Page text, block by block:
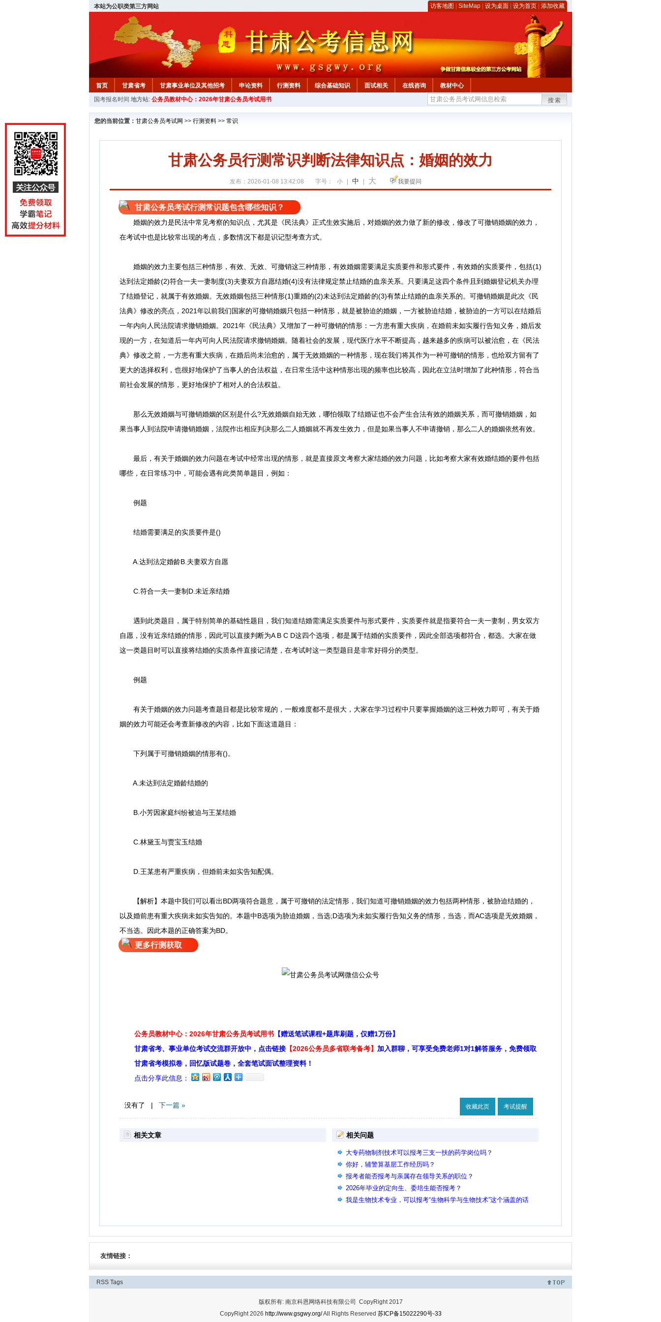
本站为公职类第三方网站 访客地图 SiteMap 设为桌面 设为首页 添加收藏
首页 甘肃省考 甘肃事业单位及其他招考 申论资料 行测资料 综合基础知识 面试相关 在线咨询
教材中心
国考报名时间 地方站: 公务员教材中心：2026年甘肃公务员考试用书 搜索
您的当前位置： 甘肃公务员考试网 >> 行测资料 >> 常识
甘肃公务员行测常识判断法律知识点：婚姻的效力
发布：2026-01-08 13:42:08 字号： 小 中 大 我要提问
甘肃公务员考试行测常识题包含哪些知识？
婚姻的效力是民法中常见考察的知识点，尤其是《民法典》正式生效实施后，对婚姻的效力做了新的修改，修改了可撤销婚姻的效力，
在考试中也是比较常出现的考点，多数情况下都是识记型考查方式。
婚姻的效力主要包括三种情形，有效、无效、可撤销这三种情形，有效婚姻需要满足实质要件和形式要件，有效婚的实质要件，包括(1)
达到法定婚龄(2)符合一夫一妻制度(3)夫妻双方自愿结婚(4)没有法律规定禁止结婚的血亲关系。只要满足这四个条件且到婚姻登记机关办理
了结婚登记，就属于有效婚姻。无效婚姻包括三种情形(1)重婚的(2)未达到法定婚龄的(3)有禁止结婚的血亲关系的。可撤销婚姻是此次《民
法典》修改的亮点，2021年以前我们国家的可撤销婚姻只包括一种情形，就是被胁迫的婚姻，一方被胁迫结婚，被胁迫的一方可以在结婚后
一年内向人民法院请求撤销婚姻。2021年《民法典》又增加了一种可撤销的情形：一方患有重大疾病，在婚前未如实履行告知义务，婚后发
现的一方，在知道后一年内可向人民法院请求撤销婚姻。随着社会的发展，现代医疗水平不断提高，越来越多的疾病可以被治愈，在《民法
典》修改之前，一方患有重大疾病，在婚后尚未治愈的，属于无效婚姻的一种情形，现在我们将其作为一种可撤销的情形，也给双方留有了
更大的选择权利，也很好地保护了当事人的合法权益，在日常生活中这种情形出现的频率也比较高，因此在立法时增加了此种情形，符合当
前社会发展的情形，更好地保护了相对人的合法权益。
那么无效婚姻与可撤销婚姻的区别是什么?无效婚姻自始无效，哪怕领取了结婚证也不会产生合法有效的婚姻关系，而可撤销婚姻，如
果当事人到法院申请撤销婚姻，法院作出相应判决那么二人婚姻就不再发生效力，但是如果当事人不申请撤销，那么二人的婚姻依然有效。
最后，有关于婚姻的效力问题在考试中经常出现的情形，就是直接原文考察大家结婚的效力问题，比如考察大家有效婚结婚的要件包括
哪些，在日常练习中，可能会遇有此类简单题目，例如：
例题
结婚需要满足的实质要件是()
A.达到法定婚龄B.夫妻双方自愿
C.符合一夫一妻制D.未近亲结婚
遇到此类题目，属于特别简单的基础性题目，我们知道结婚需满足实质要件与形式要件，实质要件就是指要符合一夫一妻制，男女双方
自愿，没有近亲结婚的情形，因此可以直接判断为A B C D这四个选项，都是属于结婚的实质要件，因此全部选项都符合，都选。大家在做
这一类题目时可以直接将结婚的实质条件直接记清楚，在考试时这一类型题目是非常好得分的类型。
例题
有关于婚姻的效力问题考查题目都是比较常规的，一般难度都不是很大，大家在学习过程中只要掌握婚姻的这三种效力即可，有关于婚
姻的效力可能还会考查新修改的内容，比如下面这道题目：
下列属于可撤销婚姻的情形有()。
A.未达到法定婚龄结婚的
B.小芳因家庭纠纷被迫与王某结婚
C.林黛玉与贾宝玉结婚
D.王某患有严重疾病，但婚前未如实告知配偶。
【解析】本题中我们可以看出BD两项符合题意，属于可撤销的法定情形，我们知道可撤销婚姻的效力包括两种情形，被胁迫结婚的，
以及婚前患有重大疾病未如实告知的。本题中B选项为胁迫婚姻，当选;D选项为未如实履行告知义务的情形，当选，而AC选项是无效婚姻，
不当选。因此本题的正确答案为BD。
更多行测获取
公务员教材中心：2026年甘肃公务员考试用书 【赠送笔试课程+题库刷题，仅赠1万份】
甘肃省考、事业单位考试交流群开放中，点击链接 【2026公务员多省联考备考】 加入群聊，可享受免费老师1对1解答服务，免费领取
甘肃省考模拟卷，回忆版试题卷，全套笔试面试整理资料！
点击分享此信息：
没有了 | 下一篇 » 收藏此页 考试提醒
相关文章 相关问题
大专药物制剂技术可以报考三支一扶的药学岗位吗？
你好，辅警算基层工作经历吗？
报考者能否报考与亲属存在领导关系的职位？
2026年毕业的定向生、委培生能否报考？
我是生物技术专业，可以报考“生物科学与生物技术”这个涵盖的话
友情链接：
RSS Tags
版权所有: 南京科恩网络科技有限公司 CopyRight 2017
CopyRight 2026 http://www.gsgwy.org/All Rights Reserved 苏ICP备15022290号-33